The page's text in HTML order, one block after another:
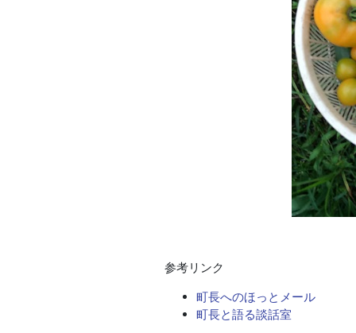
参考リンク
町長へのほっとメール
町長と語る談話室